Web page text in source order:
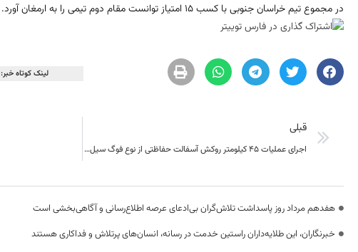
در مجموع تیم خراسان جنوبی با کسب 15 امتیاز توانست مقام دوم تیمی را به ارمغان آورد.
لینک کوتاه خبر:
قبلی
اجرای عملیات 45 کیلومتر روکش آسفالت حفاظتی از نوع فوگ سیل در شهرستان بشرویه
هفدهم مرداد روز پاسداشت تلاش‌گران بی‌ادعای عرصه اطلاع‌رسانی و آگاهی‌بخشی است
خبرنگاران، این طلایه‌داران راستین خدمت در رسانه، انسان‌های پرتلاش و فداکاری هستند